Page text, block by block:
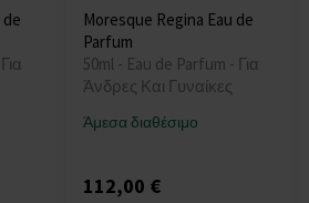
de
Moresque Regina Eau de
Parfum
50ml - Eau de Parfum - Για
Άνδρες Και Γυναίκες
Άμεσα διαθέσιμο
112,00 €